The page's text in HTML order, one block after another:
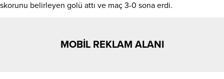
skorunu belirleyen golü attı ve maç 3-0 sona erdi.
MOBİL REKLAM ALANI